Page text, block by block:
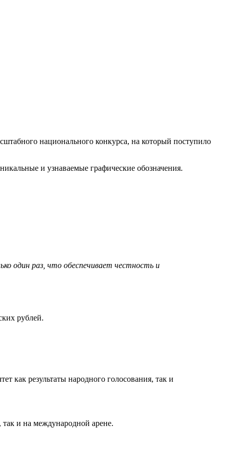
национального конкурса, на который поступило
и узнаваемые графические обозначения.
один раз, что обеспечивает честность и
рублей.
как результаты народного голосования, так и
и на международной арене.